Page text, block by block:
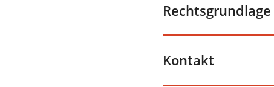
Rechtsgrundlage
Kontakt